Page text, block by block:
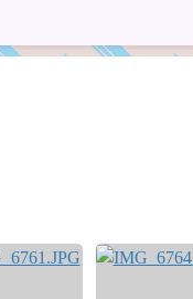
教室 English Wonderland